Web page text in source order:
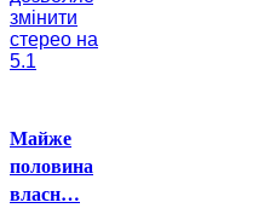
Майже
половина
власн…